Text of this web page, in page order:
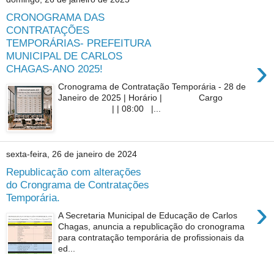
CRONOGRAMA DAS
CONTRATAÇÕES
TEMPORÁRIAS- PREFEITURA
MUNICIPAL DE CARLOS
CHAGAS-ANO 2025!
›
Cronograma de Contratação Temporária - 28 de
Janeiro de 2025 | Horário | Cargo
| | 08:00 |...
sexta-feira, 26 de janeiro de 2024
Republicação com alterações
do Crongrama de Contratações
Temporária.
›
A Secretaria Municipal de Educação de Carlos
Chagas, anuncia a republicação do cronograma
para contratação temporária de profissionais da
ed...